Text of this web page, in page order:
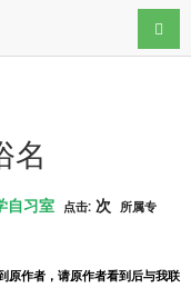
导航
名
自习室 点击: 次
所属专
原作者，请原作者看到后与我联